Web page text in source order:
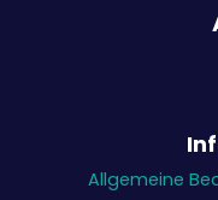
Allgemeine